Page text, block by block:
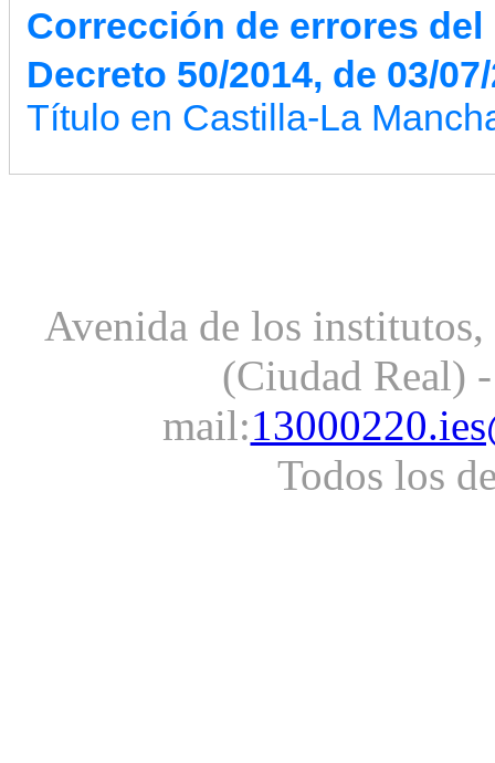
Corrección de errores del
Decreto 50/2014, de 03/
Título en Castilla-La
Avenida de los
(Ciudad Real)
mail:
Todos los